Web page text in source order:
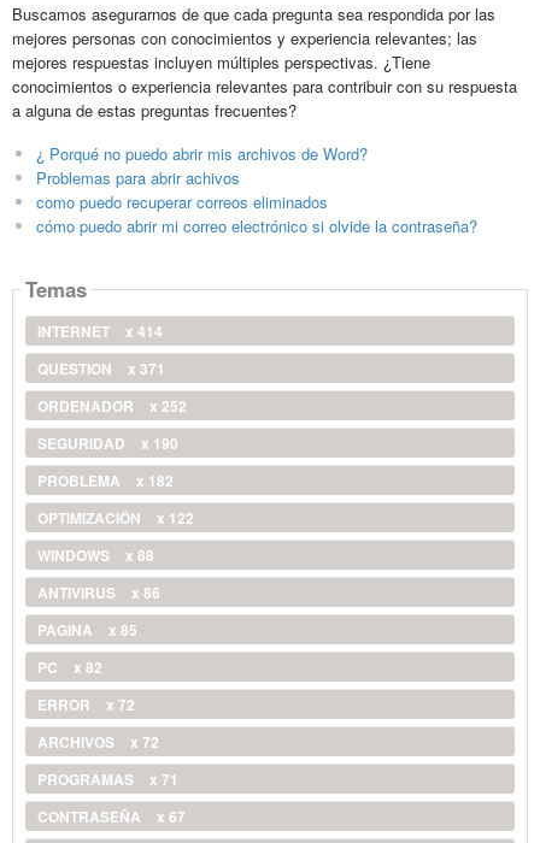
Buscamos asegurarnos de que cada pregunta sea respondida por las
mejores personas con conocimientos y experiencia relevantes; las
mejores respuestas incluyen múltiples perspectivas. ¿Tiene
conocimientos o experiencia relevantes para contribuir con su respuesta
a alguna de estas preguntas frecuentes?
¿ Porqué no puedo abrir mis archivos de Word?
Problemas para abrir achivos
como puedo recuperar correos eliminados
cómo puedo abrir mi correo electrónico si olvide la contraseña?
Temas
INTERNET
x 414
QUESTION
x 371
ORDENADOR
x 252
SEGURIDAD
x 190
PROBLEMA
x 182
OPTIMIZACIÓN
x 122
WINDOWS
x 88
ANTIVIRUS
x 86
PAGINA
x 85
PC
x 82
ERROR
x 72
ARCHIVOS
x 72
PROGRAMAS
x 71
CONTRASEÑA
x 67